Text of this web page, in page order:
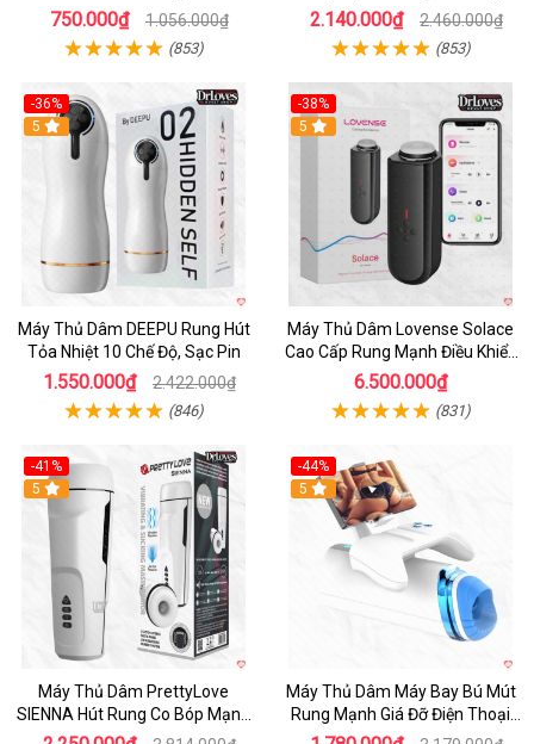
750.000₫ 1.056.000₫
(853)
Êm Ái
2.140.000₫ 2.460.000₫
(853)
-36%
Hot
5
Máy Thủ Dâm DEEPU Rung Hút
Tỏa Nhiệt 10 Chế Độ, Sạc Pin
1.550.000₫ 2.422.000₫
(846)
-38%
Hot
5
Máy Thủ Dâm Lovense Solace
Cao Cấp Rung Mạnh Điều Khiển
App
6.500.000₫
(831)
-41%
Hot
5
Máy Thủ Dâm PrettyLove
SIENNA Hút Rung Co Bóp Mạnh
Mẽ Nam
-44%
Hot
5
Máy Thủ Dâm Máy Bay Bú Mút
Rung Mạnh Giá Đỡ Điện Thoại
Chính Hãng